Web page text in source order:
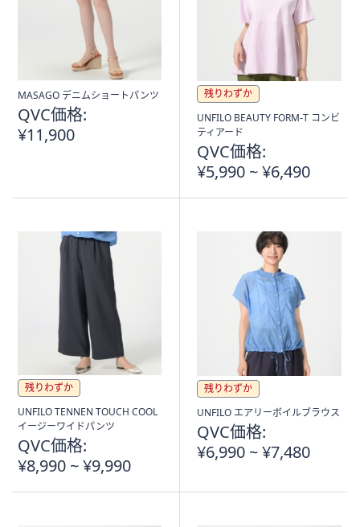
MASAGO デニムショートパンツ
QVC価格:
¥11,900
残りわずか
UNFILO BEAUTY FORM-T コンビ
ティアード
QVC価格:
¥5,990 ~ ¥6,490
残りわずか
UNFILO TENNEN TOUCH COOL
イージーワイドパンツ
QVC価格:
¥8,990 ~ ¥9,990
残りわずか
UNFILO エアリーボイルブラウス
QVC価格:
¥6,990 ~ ¥7,480